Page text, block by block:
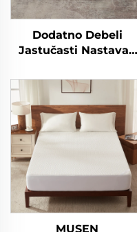
Dodatno Debeli
Jastučasti Nastavak
Prozračan Puhavi
Mecka Nastavka za
Madrac s Elastičnim
Džepovima do 15 Inča
MUSEN